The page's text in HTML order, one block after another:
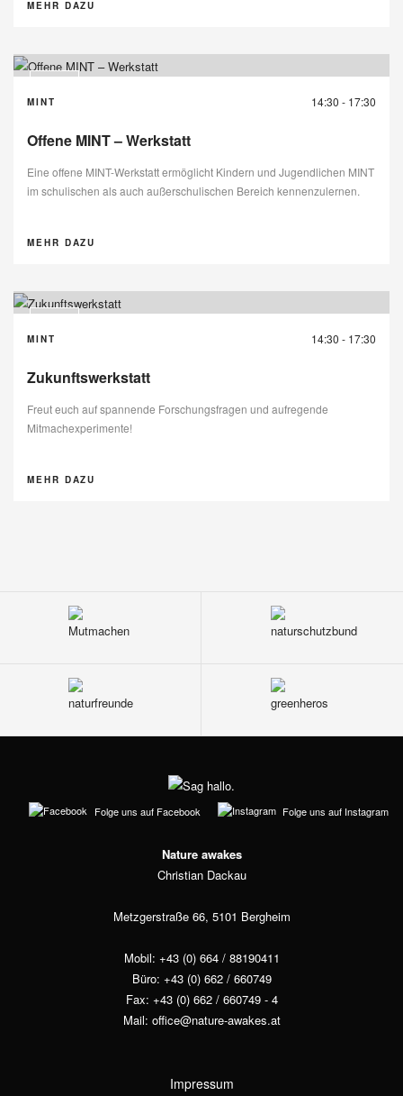
MEHR DAZU
SEP
MINT 14:30 - 17:30
Offene MINT – Werkstatt
Eine offene MINT-Werkstatt ermöglicht Kindern und Jugendlichen MINT
im schulischen als auch außerschulischen Bereich kennenzulernen.
MEHR DAZU
SEP
MINT 14:30 - 17:30
Zukunftswerkstatt
Freut euch auf spannende Forschungsfragen und aufregende
Mitmachexperimente!
MEHR DAZU
Folge uns auf Facebook Folge uns auf Instagram
Nature awakes
Christian Dackau
Metzgerstraße 66, 5101 Bergheim
Mobil: +43 (0) 664 / 88190411
Büro: +43 (0) 662 / 660749
Fax: +43 (0) 662 / 660749 - 4
Mail: office@nature-awakes.at
Impressum